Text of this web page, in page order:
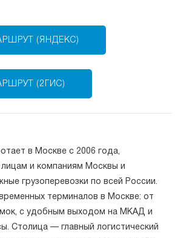
(ЯНДЕКС)
(2ГИС)
в Москве с 2006 года,
и компаниям Москвы и
грузоперевозки по всей России.
терминалов в Москве: от
с удобным выходом на МКАД и
Столица — главный логистический